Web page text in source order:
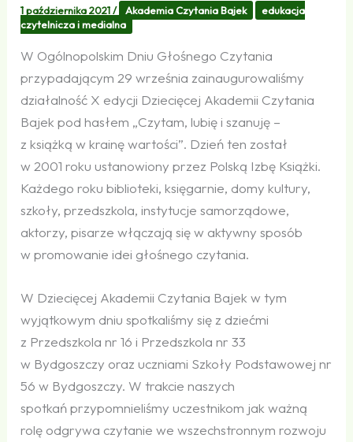
1 października 2021/ Akademia Czytania Bajek
edukacja
czytelnicza i medialna
W Ogólnopolskim Dniu Głośnego Czytania
przypadającym 29 września zainaugurowaliśmy
działalność X edycji Dziecięcej Akademii Czytania
Bajek pod hasłem „Czytam, lubię i szanuję –
z książką w krainę wartości”. Dzień ten został
w 2001 roku ustanowiony przez Polską Izbę Książki.
Każdego roku biblioteki, księgarnie, domy kultury,
szkoły, przedszkola, instytucje samorządowe,
aktorzy, pisarze włączają się w aktywny sposób
w promowanie idei głośnego czytania.
W Dziecięcej Akademii Czytania Bajek w tym
wyjątkowym dniu spotkaliśmy się z dziećmi
z Przedszkola nr 16 i Przedszkola nr 33
w Bydgoszczy oraz uczniami Szkoły Podstawowej nr
56 w Bydgoszczy. W trakcie naszych
spotkań przypomnieliśmy uczestnikom jak ważną
rolę odgrywa czytanie we wszechstronnym rozwoju